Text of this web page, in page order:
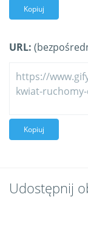
Kopiuj
URL:
Kopiuj
Udostępnij